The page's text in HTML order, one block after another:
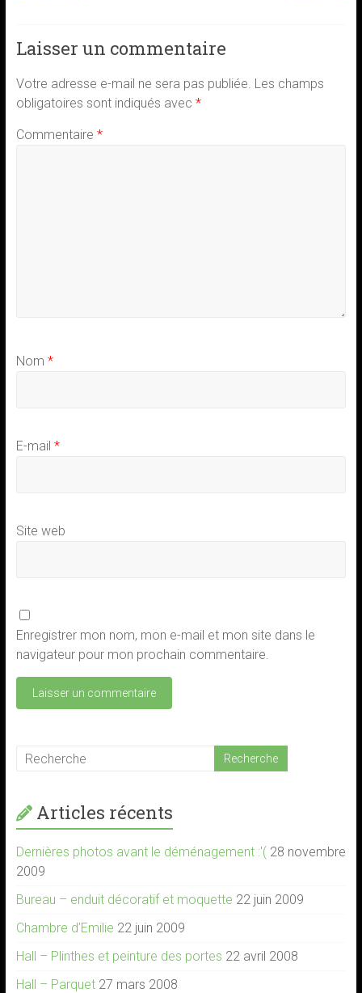
Laisser un commentaire
Votre adresse e-mail ne sera pas publiée. Les champs
obligatoires sont indiqués avec *
Commentaire *
Nom *
E-mail *
Site web
Enregistrer mon nom, mon e-mail et mon site dans le
navigateur pour mon prochain commentaire.
Articles récents
Dernières photos avant le déménagement :'( 28 novembre
2009
Bureau – enduit décoratif et moquette 22 juin 2009
Chambre d’Emilie 22 juin 2009
Hall – Plinthes et peinture des portes 22 avril 2008
Hall – Parquet 27 mars 2008